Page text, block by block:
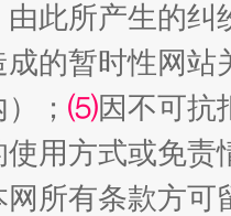
期 从幼
此所产生的纠
成的暂时性网
； ⑸因不可抗
用方式或免责
所有条款方